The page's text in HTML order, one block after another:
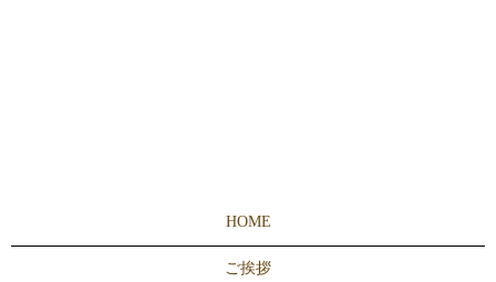
HOME
ご挨拶